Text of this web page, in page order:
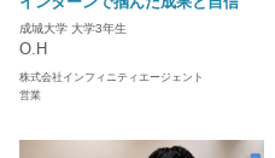
成城大学 大学3年生
O.H
株式会社インフィニティエージェント
営業